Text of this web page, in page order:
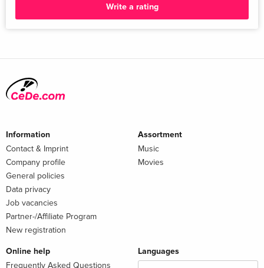
Write a rating
Information
Contact & Imprint
Company profile
General policies
Data privacy
Job vacancies
Partner-/Affiliate Program
New registration
Assortment
Music
Movies
Online help
Frequently Asked Questions
Languages